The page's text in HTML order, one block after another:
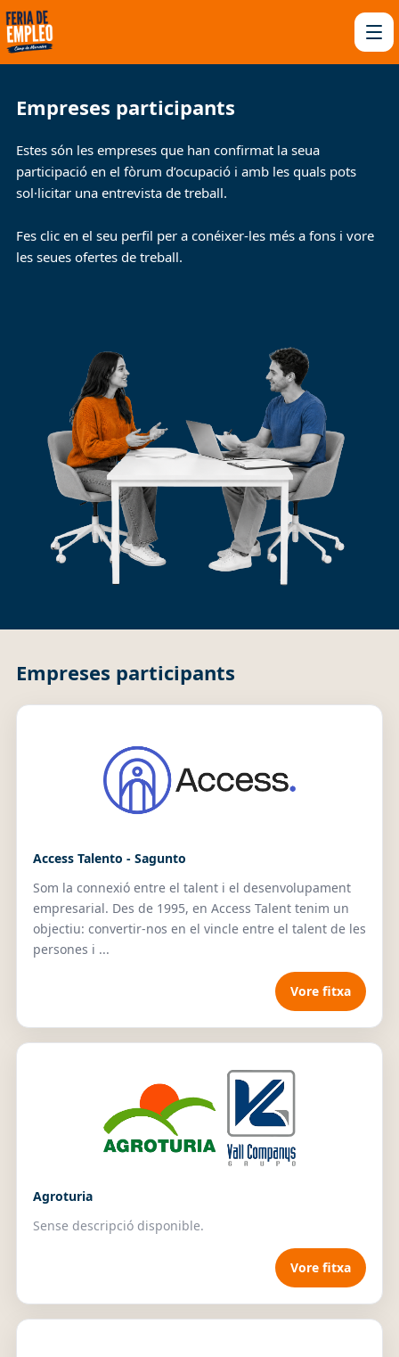
Empreses participants
Estes són les empreses que han confirmat la seua
participació en el fòrum d’ocupació i amb les quals pots
sol·licitar una entrevista de treball.
Fes clic en el seu perfil per a conéixer-les més a fons i vore
les seues ofertes de treball.
Empreses participants
Access Talento - Sagunto
Som la connexió entre el talent i el desenvolupament
empresarial. Des de 1995, en Access Talent tenim un
objectiu: convertir-nos en el vincle entre el talent de les
persones i ...
Vore fitxa
Agroturia
Sense descripció disponible.
Vore fitxa